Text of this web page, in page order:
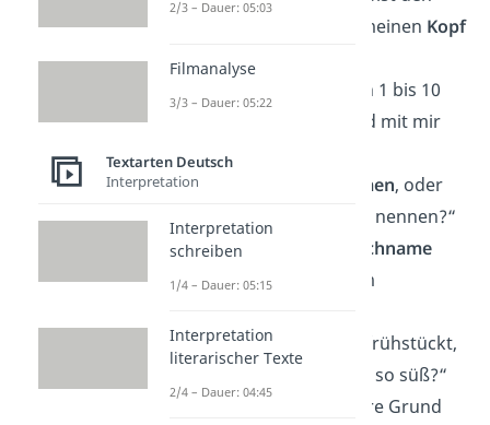
ganzen Tag durch meinen Kopf
gelaufen.“
von 1 bis 10
bist du eine 9 — und mit mir
eine 10!“
Namen, oder
kann ich dich meins nennen?“
„Ich finde, mein
Nachname
passt gut zu deinem
„Hast du
gefrühstückt,
oder warum bist du so süß?“
„Du musst der wahre Grund
2/3 – Dauer: 05:03
Filmanalyse
3/3 – Dauer: 05:22
Textarten Deutsch
Interpretation
Interpretation
schreiben
1/4 – Dauer: 05:15
Interpretation
literarischer Texte
2/4 – Dauer: 04:45